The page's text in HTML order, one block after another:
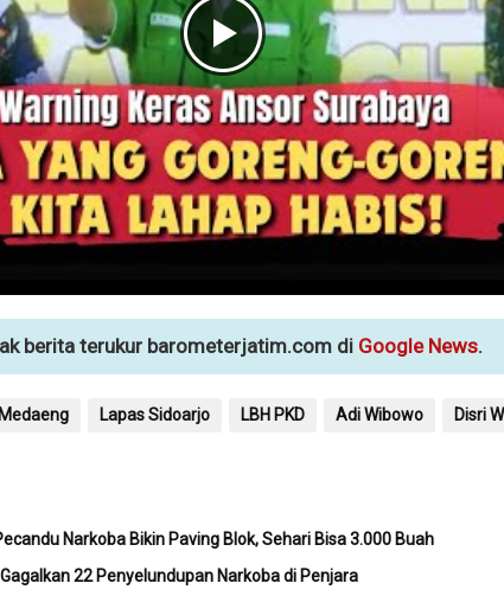
berita terukur barometerjatim.com di Google News.
Lapas Sidoarjo LBH PKD Adi Wibowo Disri
Narkoba Bikin Paving Blok, Sehari Bisa 3.000 Buah
22 Penyelundupan Narkoba di Penjara